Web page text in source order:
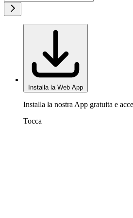
Installa la Web App
Installa la nostra App gratuita e
Tocca